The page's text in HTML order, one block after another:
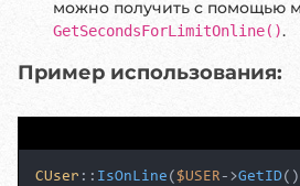
можно получить с помощью
GetSecondsForLimitOnline().
Пример использования:
CUser :: IsOnLine ( $USER->GetID